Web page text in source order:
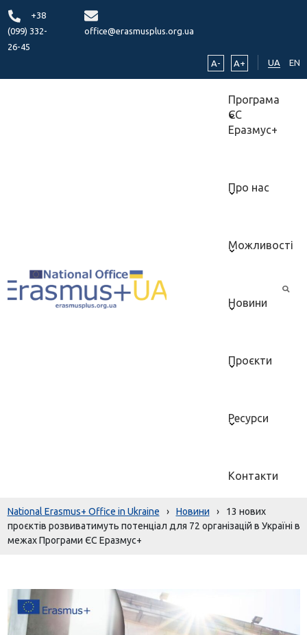
+38
(099) 332-
26-45
office@erasmusplus.org.ua
A- A+ UA EN
Програма
ЄС
Еразмус+
Про нас
Можливості
Новини
Проєкти
Ресурси
Контакти
National Erasmus+ Office in Ukraine › Новини ›
13 нових
проєктів розвиватимуть потенціал для 72 організацій в Україні в
межах Програми ЄС Еразмус+